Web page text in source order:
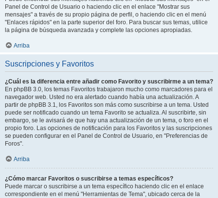
Panel de Control de Usuario o haciendo clic en el enlace "Mostrar sus
mensajes" a través de su propio página de perfil, o haciendo clic en el menú
"Enlaces rápidos" en la parte superior del foro. Para buscar sus temas, utilice
la página de búsqueda avanzada y complete las opciones apropiadas.
Arriba
Suscripciones y Favoritos
¿Cuál es la diferencia entre añadir como Favorito y suscribirme a un tema?
En phpBB 3.0, los temas Favoritos trabajaron mucho como marcadores para el
navegador web. Usted no era alertado cuando había una actualización. A
partir de phpBB 3.1, los Favoritos son más como suscribirse a un tema. Usted
puede ser notificado cuando un tema Favorito se actualiza. Al suscribirte, sin
embargo, se le avisará de que hay una actualización de un tema, o foro en el
propio foro. Las opciones de notificación para los Favoritos y las suscripciones
se pueden configurar en el Panel de Control de Usuario, en "Preferencias de
Foros".
Arriba
¿Cómo marcar Favoritos o suscribirse a temas específicos?
Puede marcar o suscribirse a un tema específico haciendo clic en el enlace
correspondiente en el menú "Herramientas de Tema", ubicado cerca de la